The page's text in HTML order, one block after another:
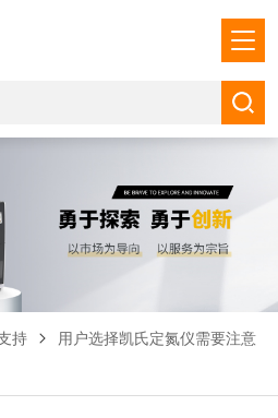
持
用户选择凯氏定氮仪需要注意